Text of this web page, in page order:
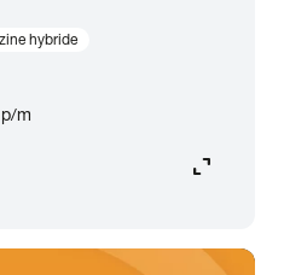
hybride
p/m
expand_content